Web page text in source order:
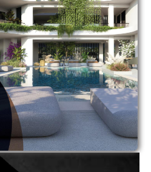
0 0
0 0
0 0
0 0
0 0